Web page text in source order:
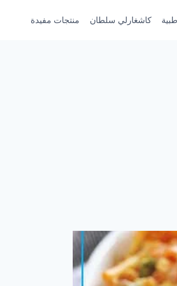
كاشغارلي سلطان منتجات مفيدة